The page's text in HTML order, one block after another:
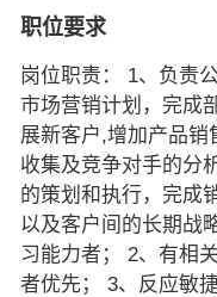
职位要求
岗位职责： 1、负责
市场营销计划，完成
展新客户,增加产品销
收集及竞争对手的分
的策划和执行，完成
以及客户间的长期战
习能力者； 2、有相
者优先； 3、反应敏